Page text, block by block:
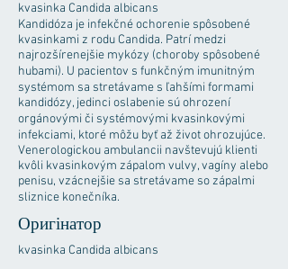
kvasinka Candida albicans
Kandidóza je infekčné ochorenie spôsobené
kvasinkami z rodu Candida. Patrí medzi
najrozšírenejšie mykózy (choroby spôsobené
hubami). U pacientov s funkčným imunitným
systémom sa stretávame s ľahšími formami
kandidózy, jedinci oslabenie sú ohrození
orgánovými či systémovými kvasinkovými
infekciami, ktoré môžu byť až život ohrozujúce.
Venerologickou ambulancii navštevujú klienti
kvôli kvasinkovým zápalom vulvy, vagíny alebo
penisu, vzácnejšie sa stretávame so zápalmi
sliznice konečníka.
Оригінатор
kvasinka Candida albicans